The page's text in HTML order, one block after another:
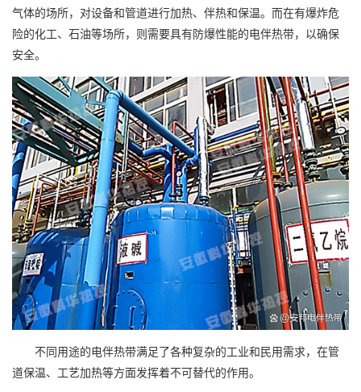
气体的场所，对设备和管道进行加热、伴热和保温。而在有爆炸危
险的化工、石油等场所，则需要具有防爆性能的电伴热带，以确保
安全。
不同用途的电伴热带满足了各种复杂的工业和民用需求，在管
道保温、工艺加热等方面发挥着不可替代的作用。